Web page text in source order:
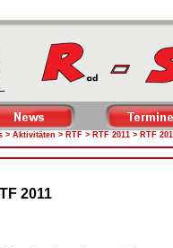
> Aktivitäten > RTF> RTF 2011> RTF
2011